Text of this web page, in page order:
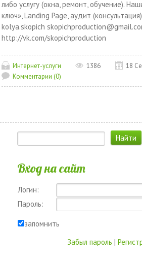
либо услугу (окна, ремонт, обучение).
ключ», Landing Page, аудит
kolya.skopich
http://vk.com/skopichproduction
Интернет-услуги 1386
18
Комментарии (0)
Вход на сайт
Логин:
Пароль:
запомнить
Забыл пароль |